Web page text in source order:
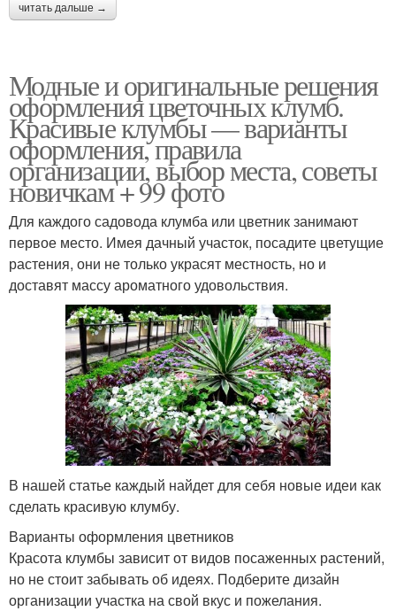
читать дальше →
Модные и оригинальные решения
оформления цветочных клумб.
Красивые клумбы — варианты
оформления, правила
организации, выбор места, советы
новичкам + 99 фото
Для каждого садовода клумба или цветник занимают
первое место. Имея дачный участок, посадите цветущие
растения, они не только украсят местность, но и
доставят массу ароматного удовольствия.
В нашей статье каждый найдет для себя новые идеи как
сделать красивую клумбу.
Варианты оформления цветников
Красота клумбы зависит от видов посаженных растений,
но не стоит забывать об идеях. Подберите дизайн
организации участка на свой вкус и пожелания.